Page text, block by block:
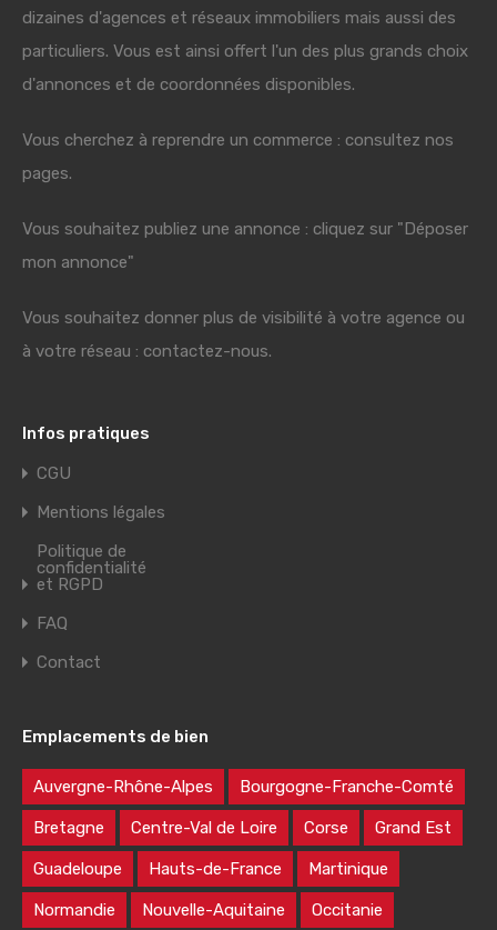
dizaines d'agences et réseaux immobiliers mais aussi des
particuliers. Vous est ainsi offert l'un des plus grands choix
d'annonces et de coordonnées disponibles.
Vous cherchez à reprendre un commerce : consultez nos
pages.
Vous souhaitez publiez une annonce : cliquez sur "Déposer
mon annonce"
Vous souhaitez donner plus de visibilité à votre agence ou
à votre réseau : contactez-nous.
Infos pratiques
CGU
Mentions légales
Politique de
confidentialité
et RGPD
FAQ
Contact
Emplacements de bien
Auvergne-Rhône-Alpes Bourgogne-Franche-Comté
Bretagne Centre-Val de Loire Corse Grand Est
Guadeloupe Hauts-de-France Martinique
Normandie Nouvelle-Aquitaine Occitanie